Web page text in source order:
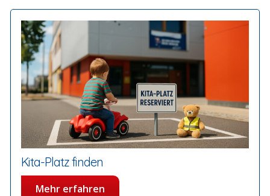
Kita-Platz finden
Mehr erfahren